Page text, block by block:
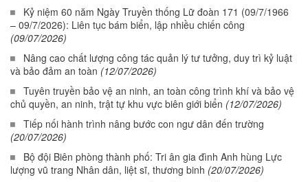
Kỷ niệm 60 năm Ngày Truyền thống Lữ đoàn 171 (09/7/1966
– 09/7/2026): Liên tục bám biển, lập nhiều chiến công
(09/07/2026)
Nâng cao chất lượng công tác quản lý tư tưởng, duy trì kỷ luật
và bảo đảm an toàn (12/07/2026)
Tuyên truyền bảo vệ an ninh, an toàn công trình khí và bảo vệ
chủ quyền, an ninh, trật tự khu vực biên giới biển (12/07/2026)
Tiếp nối hành trình nâng bước con ngư dân đến trường
(20/07/2026)
Bộ đội Biên phòng thành phố: Tri ân gia đình Anh hùng Lực
lượng vũ trang Nhân dân, liệt sĩ, thương binh (20/07/2026)